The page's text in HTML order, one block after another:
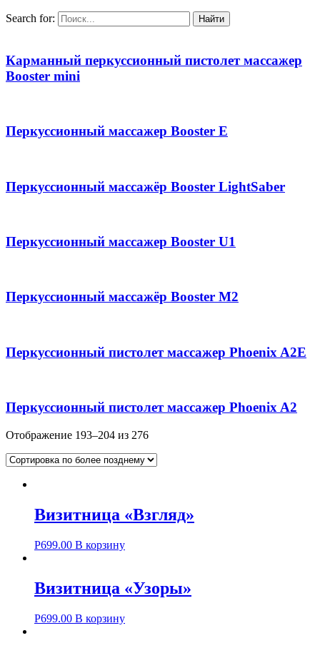
Search for:
Карманный перкуссионный пистолет массажер
Booster mini
Перкуссионный массажер Booster E
Перкуссионный массажёр Booster LightSaber
Перкуссионный массажер Booster U1
Перкуссионный массажёр Booster M2
Перкуссионный пистолет массажер Phoenix A2E
Перкуссионный пистолет массажер Phoenix A2
Отображение 193–204 из 276
Визитница «Взгляд»
Р699.00 В корзину
Визитница «Узоры»
Р699.00 В корзину